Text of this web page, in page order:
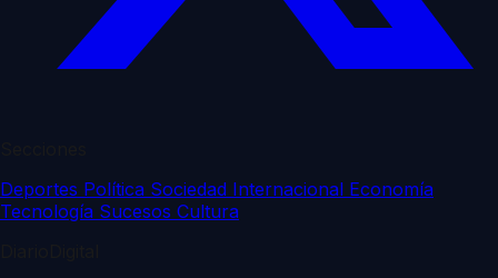
Deportes Política Sociedad Internacional Economía
Tecnología Sucesos Cultura